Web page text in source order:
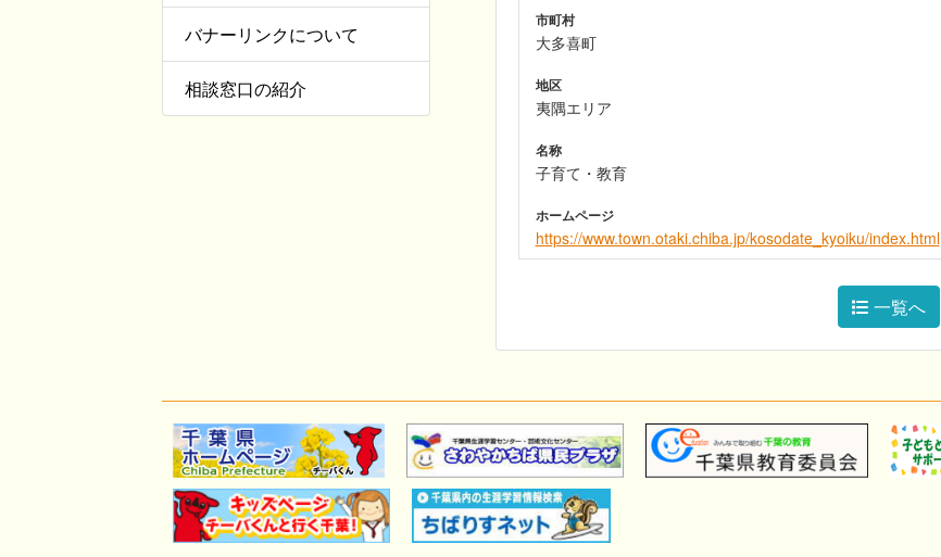
バナーリンクについて
相談窓口の紹介
市町村
大多喜町
地区
夷隅エリア
名称
子育て・教育
ホームページ
https://www.town.otaki.chiba.jp/kosodate_kyoiku/index.html
一覧へ